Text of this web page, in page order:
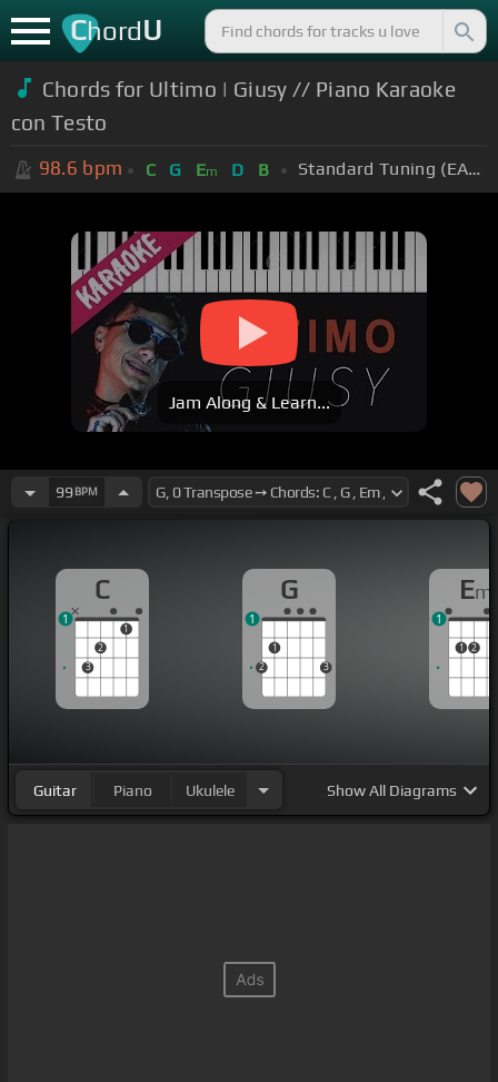
ChordU
Chords for Ultimo | Giusy // Piano Karaoke
con Testo
98.6 bpm C G Em D B Standard Tuning (EADGBE)
Jam Along & Learn...
99 BPM
C
3
2
1
1
G
2
1
3
1
Em
1 2
1
Guitar Piano Ukulele ShowAll Diagrams